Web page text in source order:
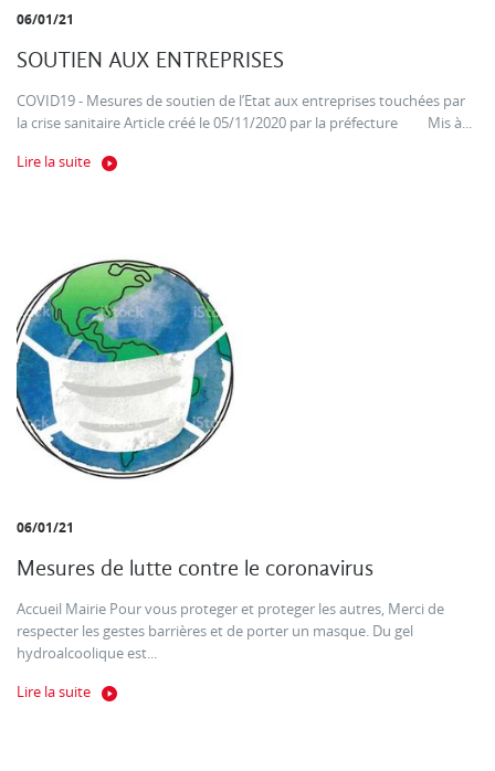
06/01/21
SOUTIEN AUX ENTREPRISES
COVID19 - Mesures de soutien de l’Etat aux entreprises touchées par
la crise sanitaire Article créé le 05/11/2020 par la préfecture Mis à...
Lire la suite
06/01/21
Mesures de lutte contre le coronavirus
Accueil Mairie Pour vous proteger et proteger les autres, Merci de
respecter les gestes barrières et de porter un masque. Du gel
hydroalcoolique est...
Lire la suite